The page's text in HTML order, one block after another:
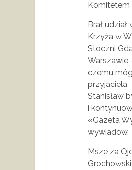
Komitetem
Brał
Krzyża w
Stoczni
Warszawie
czemu
przyjaciela
Stanisław
i
«Gazeta
wywiadów.
Msze za